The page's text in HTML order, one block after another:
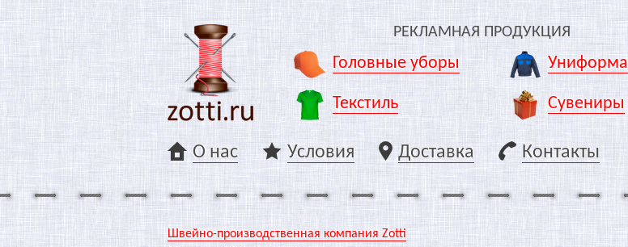
РЕКЛАМНАЯ ПРОДУКЦИЯ
Головные уборы Униформа
Текстиль Сувениры
О нас Условия Доставка Контакты
Швейно-производственная компания Zotti